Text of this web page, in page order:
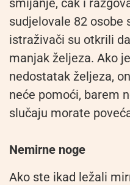
smijanje, čak i
sudjelovale 82 osobe
istraživači su otkrili
manjak željeza. Ako
nedostatak željeza,
neće pomoći, barem
slučaju morate
Nemirne noge
Ako ste ikad ležali